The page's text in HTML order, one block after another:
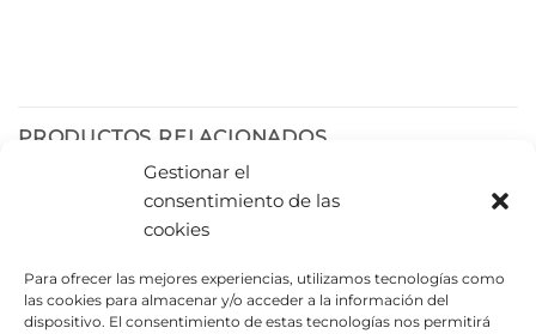
Gestionar el
consentimiento de las
cookies
Para ofrecer las mejores experiencias, utilizamos tecnologías como
las cookies para almacenar y/o acceder a la información del
dispositivo. El consentimiento de estas tecnologías nos permitirá
PRODUCTOS RELACIONADOS